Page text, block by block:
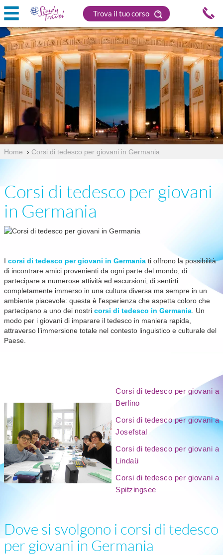
Trova il tuo corso
Home › Corsi di tedesco per giovani in Germania
Corsi di tedesco per giovani
in Germania
I corsi di tedesco per giovani in Germania ti offrono la possibilità
di incontrare amici provenienti da ogni parte del mondo, di
partecipare a numerose attività ed escursioni, di sentirti
completamente immerso in una cultura diversa ma sempre in un
ambiente piacevole: questa è l’esperienza che aspetta coloro che
partecipano a uno dei nostri corsi di tedesco in Germania. Un
modo per i giovani di imparare il tedesco in maniera rapida,
attraverso l’immersione totale nel contesto linguistico e culturale del
Paese.
Corsi di tedesco per giovani a
Berlino
Corsi di tedesco per giovani a
Josefstal
Corsi di tedesco per giovani a
Lindaü
Corsi di tedesco per giovani a
Spitzingsee
Dove si svolgono i corsi di tedesco
per giovani in Germania